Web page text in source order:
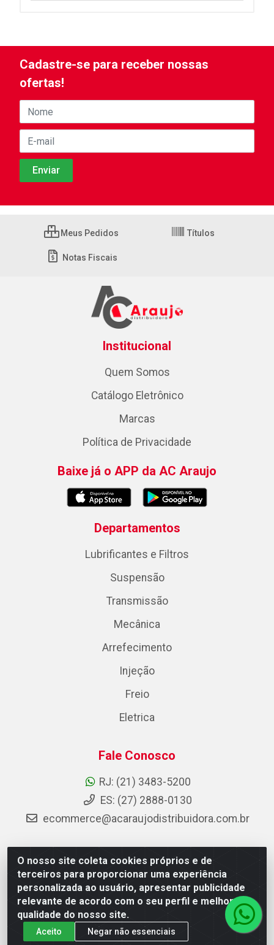
O nosso site coleta cookies próprios e de
terceiros para proporcionar uma experiência
personalizada ao usuário, apresentar publicidade
relevante de acordo com o seu perfil e melhorar a
qualidade do nosso site.
Aceito Negar não essenciais
Cadastre-se para receber nossas
ofertas!
Meus Pedidos Títulos
Notas Fiscais
Institucional
Quem Somos
Catálogo Eletrônico
Marcas
Política de Privacidade
Baixe já o APP da AC Araujo
Departamentos
Lubrificantes e Filtros
Suspensão
Transmissão
Mecânica
Arrefecimento
Injeção
Freio
Eletrica
Fale Conosco
RJ: (21) 3483-5200
ES: (27) 2888-0130
ecommerce@acaraujodistribuidora.com.br
AC Araujo Distribuidora - Rua Carneiro de Campos, 42 -
São Cristóvão, Rio de Janeiro/RJ - CEP 20.920-410 -
CNPJ 08.744.753/0003-85